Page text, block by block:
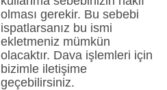
olması gerekir. Bu sebebi
ispatlarsanız bu ismi
ekletmeniz mümkün
olacaktır. Dava işlemleri için
bizimle iletişime
geçebilirsiniz.